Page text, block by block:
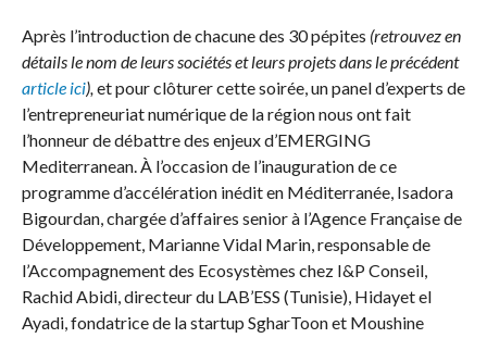
Après l’introduction de chacune des 30 pépites (retrouvez en
détails le nom de leurs sociétés et leurs projets dans le précédent
article ici), et pour clôturer cette soirée, un panel d’experts de
l’entrepreneuriat numérique de la région nous ont fait
l’honneur de débattre des enjeux d’EMERGING
Mediterranean. À l’occasion de l’inauguration de ce
programme d’accélération inédit en Méditerranée, Isadora
Bigourdan, chargée d’affaires senior à l’Agence Française de
Développement, Marianne Vidal Marin, responsable de
l’Accompagnement des Ecosystèmes chez I&P Conseil,
Rachid Abidi, directeur du LAB’ESS (Tunisie), Hidayet el
Ayadi, fondatrice de la startup SgharToon et Moushine